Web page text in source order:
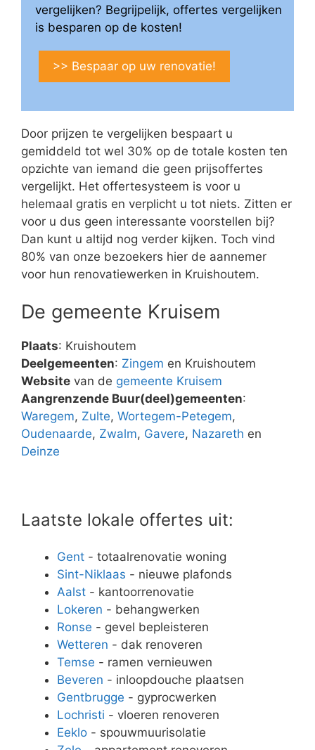
vergelijken? Begrijpelijk, offertes vergelijken
is besparen op de kosten!
>> Bespaar op uw renovatie!
Door prijzen te vergelijken bespaart u
gemiddeld tot wel 30% op de totale kosten ten
opzichte van iemand die geen prijsoffertes
vergelijkt. Het offertesysteem is voor u
helemaal gratis en verplicht u tot niets. Zitten er
voor u dus geen interessante voorstellen bij?
Dan kunt u altijd nog verder kijken. Toch vind
80% van onze bezoekers hier de aannemer
voor hun renovatiewerken in Kruishoutem.
De gemeente Kruisem
Plaats: Kruishoutem
Deelgemeenten: Zingem en Kruishoutem
Website van de gemeente Kruisem
Aangrenzende Buur(deel)gemeenten:
Waregem, Zulte, Wortegem-Petegem,
Oudenaarde, Zwalm, Gavere, Nazareth en
Deinze
Laatste lokale offertes uit:
Gent - totaalrenovatie woning
Sint-Niklaas - nieuwe plafonds
Aalst - kantoorrenovatie
Lokeren - behangwerken
Ronse - gevel bepleisteren
Wetteren - dak renoveren
Temse - ramen vernieuwen
Beveren - inloopdouche plaatsen
Gentbrugge - gyprocwerken
Lochristi - vloeren renoveren
Eeklo - spouwmuurisolatie